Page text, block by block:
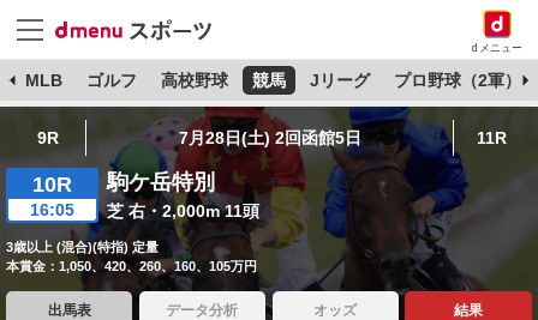
dメニュー
MLB ゴルフ 高校野球 競馬 Jリーグ プロ野球（2軍）
9R 7月28日(土) 2回函館5日 11R
10R
16:05
駒ケ岳特別
芝 右・2,000m 11頭
3歳以上 (混合)(特指) 定量
本賞金：1,050、420、260、160、105万円
出馬表 データ分析 オッズ 結果